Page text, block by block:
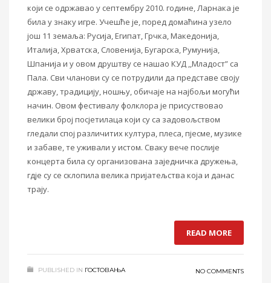
који се одржавао у септембру 2010. године, Ларнака је
била у знаку игре. Учешће је,поред домаћина узело
још 11 земаља: Русија, Египат, Грчка, Македонија,
Италија, Хрватска, Словенија, Бугарска, Румунија,
Шпанија и у овом друштву се нашао КУД ,,Младост” са
Пала. Сви чланови су се потрудили да представе своју
државу, традицију, ношњу, обичаје на најбољи могући
начин. Овом фестивалу фолклора је присуствовао
велики број посјетилаца који су са задовољством
гледали спој различитих култура, плеса, пјесме, музике
и забаве, те уживали у истом. Сваку вече послије
концерта била су организована заједничка дружења,
гдје су се склопила велика пријатељства која и данас
трају.
READ MORE
PUBLISHED IN ГОСТОВАЊА NO COMMENTS